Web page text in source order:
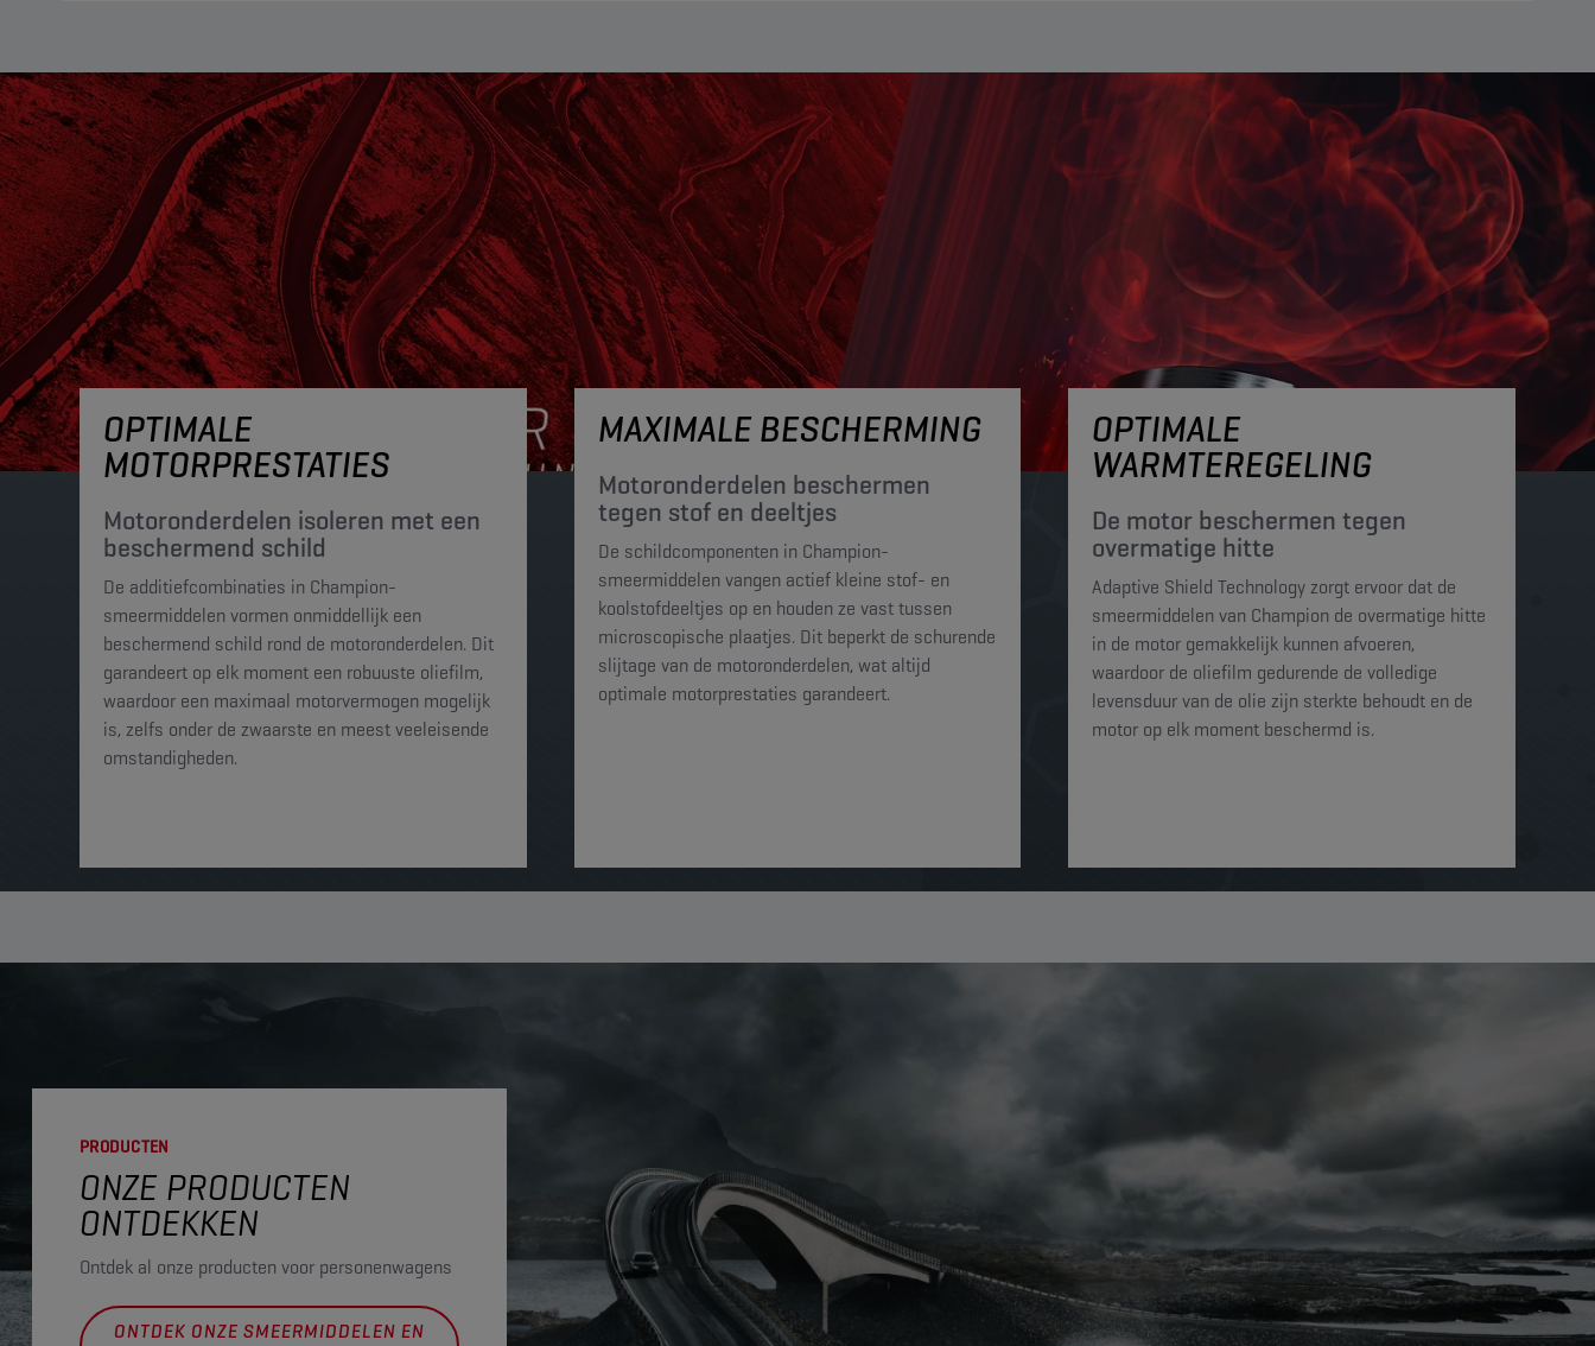
OPTIMALE
MOTORPRESTATIES
Motoronderdelen isoleren met een
beschermend schild
De additiefcombinaties in Champion-
smeermiddelen vormen onmiddellijk een
beschermend schild rond de motoronderdelen. Dit
garandeert op elk moment een robuuste oliefilm,
waardoor een maximaal motorvermogen mogelijk
is, zelfs onder de zwaarste en meest veeleisende
omstandigheden.
MAXIMALE BESCHERMING
Motoronderdelen beschermen
tegen stof en deeltjes​
De schildcomponenten in Champion-
smeermiddelen vangen actief kleine stof- en
koolstofdeeltjes op en houden ze vast tussen
microscopische plaatjes. Dit beperkt de schurende
slijtage van de motoronderdelen, wat altijd
optimale motorprestaties garandeert.
OPTIMALE
WARMTEREGELING
De motor beschermen tegen
overmatige hitte​​​
Adaptive Shield Technology zorgt ervoor dat de
smeermiddelen van Champion de overmatige hitte
in de motor gemakkelijk kunnen afvoeren,
waardoor de oliefilm gedurende de volledige
levensduur van de olie zijn sterkte behoudt en de
motor op elk moment beschermd is. ​
PRODUCTEN
ONZE PRODUCTEN
ONTDEKKEN
Ontdek al onze producten voor personenwagens
ONTDEK ONZE SMEERMIDDELEN EN